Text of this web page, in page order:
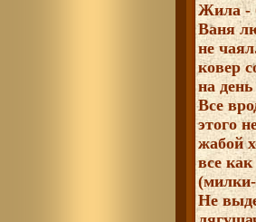
Жила -
Ваня
не
ковер
на
Все
этого
жабой
все
Не